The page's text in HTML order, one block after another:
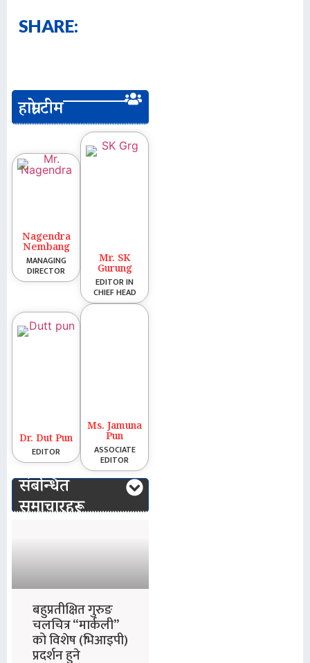
SHARE:
हाम्रो टीम
Nagendra
Nembang
MANAGING
DIRECTOR
Mr. SK
Gurung
EDITOR IN
CHIEF HEAD
Dr. Dut Pun
EDITOR
Ms. Jamuna
Pun
ASSOCIATE
EDITOR
संबन्धित
समाचारहरू
बहुप्रतीक्षित गुरुङ
चलचित्र “मार्कली”
को विशेष (भिआइपी)
प्रदर्शन हुने